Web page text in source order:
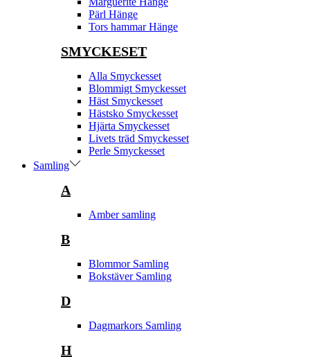
Pärl Hänge
Tors hammar Hänge
SMYCKESET
Alla Smyckesset
Blommigt Smyckesset
Häst Smyckesset
Hästsko Smyckesset
Hjärta Smyckesset
Livets träd Smyckesset
Perle Smyckesset
Samling
A
Amber samling
B
Blommor Samling
Bokstäver Samling
D
Dagmarkors Samling
H